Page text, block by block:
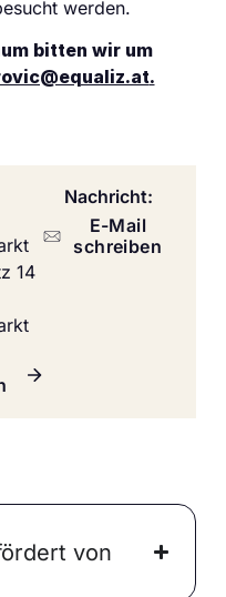
werden.
bitten wir um
.
14
Nachricht:
E-Mail
schreiben
von